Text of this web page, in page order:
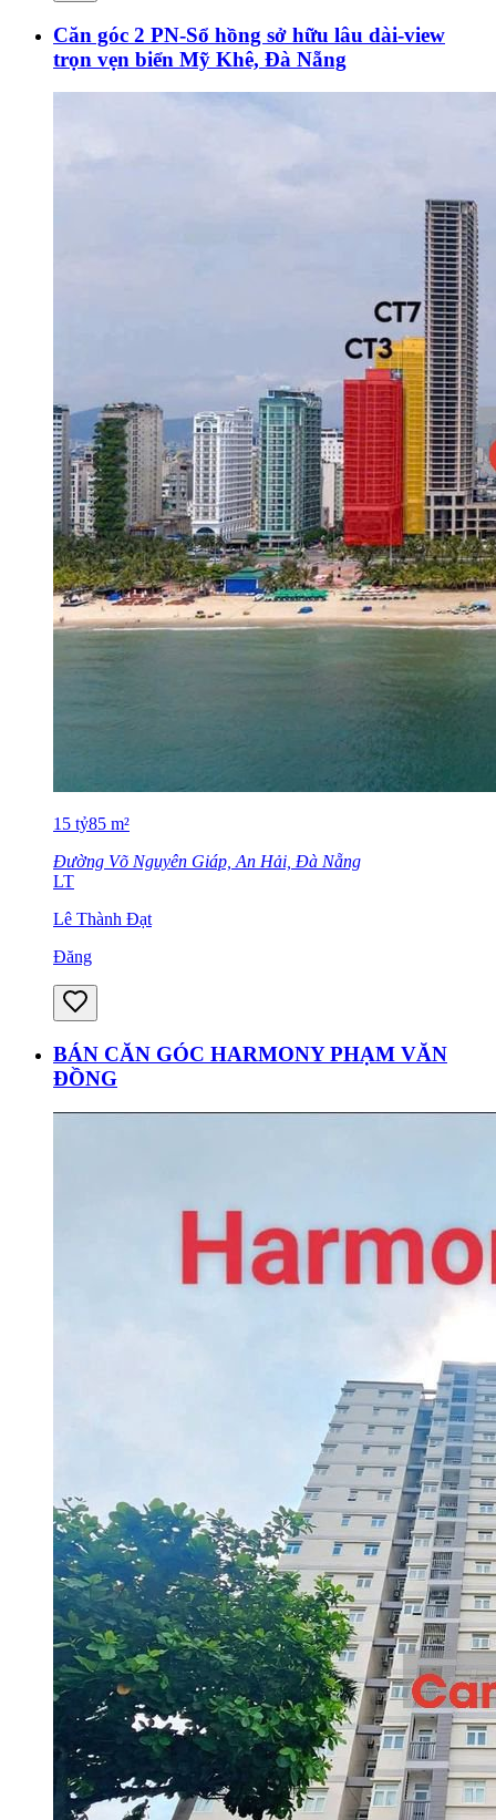
Căn góc 2 PN-Sổ hồng sở hữu lâu dài-view
trọn vẹn biển Mỹ Khê, Đà Nẵng
15 tỷ85 m²
Đường Võ Nguyên Giáp, An Hải, Đà Nẵng
LT
Lê Thành Đạt
Đăng
BÁN CĂN GÓC HARMONY PHẠM VĂN
ĐỒNG